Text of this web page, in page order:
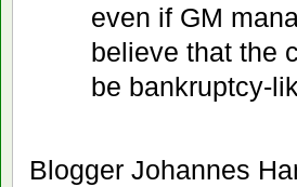
even if GM
believe that the
be bankruptcy-
Blogger Johannes